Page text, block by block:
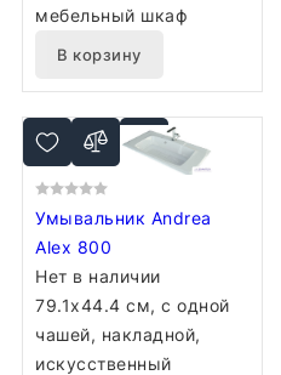
мебельный шкаф
В корзину
Умывальник Andrea
Alex 800
Нет в наличии
79.1x44.4 см, с одной
чашей, накладной,
искусственный